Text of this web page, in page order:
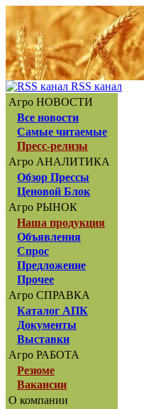
RSS канал
Агро НОВОСТИ
Все новости
Самые читаемые
Пресс-релизы
Агро АНАЛИТИКА
Обзор Прессы
Ценовой Блок
Агро РЫНОК
Наша продукция
Объявления
Спрос
Предложение
Прочее
Агро СПРАВКА
Каталог АПК
Документы
Выставки
Агро РАБОТА
Резюме
Вакансии
О компании